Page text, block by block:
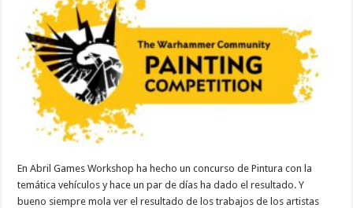
En Abril Games Workshop ha hecho un concurso de Pintura con la
temática vehículos y hace un par de días ha dado el resultado. Y
bueno siempre mola ver el resultado de los trabajos de los artistas